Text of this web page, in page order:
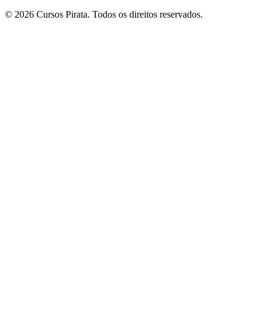
© 2026 Cursos Pirata. Todos os direitos reservados.